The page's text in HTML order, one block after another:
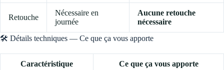
Retouche
Nécessaire en
journée
Aucune retouche
nécessaire
🛠️ Détails techniques — Ce que ça vous apporte
Caractéristique
Ce que ça vous apporte